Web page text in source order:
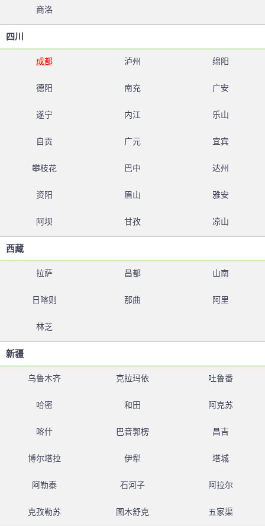
商洛
四川
成都 泸州 绵阳
德阳 南充 广安
遂宁 内江 乐山
自贡 广元 宜宾
攀枝花 巴中 达州
资阳 眉山 雅安
阿坝 甘孜 凉山
西藏
拉萨 昌都 山南
日喀则 那曲 阿里
林芝
新疆
乌鲁木齐 克拉玛依 吐鲁番
哈密 和田 阿克苏
喀什 巴音郭楞 昌吉
博尔塔拉 伊犁 塔城
阿勒泰 石河子 阿拉尔
克孜勒苏 图木舒克 五家渠